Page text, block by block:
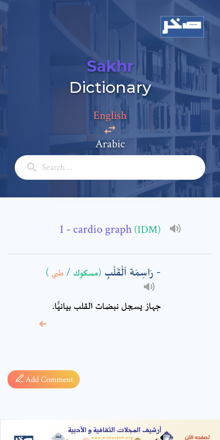
Sakhr
Dictionary
English
Arabic
- cardio graph (IDM)
رَاسِمَة اَلْقَلْبِ (مسكوك / طبي )
جهاز يسجل نبضات القلب بيانيًّا.
Add Comment
Add a comment
Full Name: *
Subject: *